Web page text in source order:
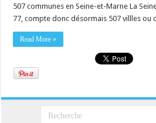
507 communes en Seine-et-Marne La
77, compte donc désormais 507 villles ou
Read More »